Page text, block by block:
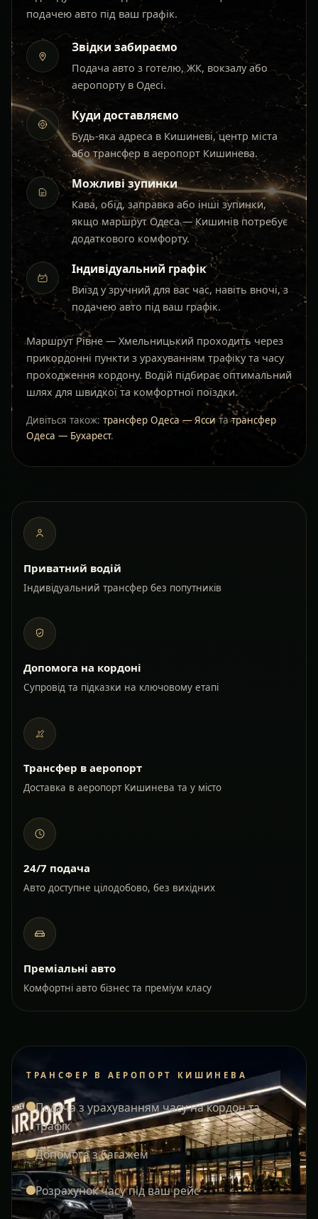
подачею авто під ваш графік.
Звідки забираємо
Подача авто з готелю, ЖК, вокзалу або
аеропорту в Одесі.
Куди доставляємо
Будь-яка адреса в Кишиневі, центр міста
або трансфер в аеропорт Кишинева.
Можливі зупинки
Кава, обід, заправка або інші зупинки,
якщо маршрут Одеса — Кишинів потребує
додаткового комфорту.
Індивідуальний графік
Виїзд у зручний для вас час, навіть вночі, з
подачею авто під ваш графік.
Маршрут Рівне — Хмельницький проходить через
прикордонні пункти з урахуванням трафіку та часу
проходження кордону. Водій підбирає оптимальний
шлях для швидкої та комфортної поїздки.
Дивіться також: трансфер Одеса — Ясситатрансфер
Одеса — Бухарест.
Приватний водій
Індивідуальний трансфер без попутників
Допомога на кордоні
Супровід та підказки на ключовому етапі
Трансфер в аеропорт
Доставка в аеропорт Кишинева та у місто
24/7 подача
Авто доступне цілодобово, без вихідних
Преміальні авто
Комфортні авто бізнес та преміум класу
ТРАНСФЕР В АЕРОПОРТ КИШИНЕВА
Подача з урахуванням часу на кордон та
трафік
Допомога з багажем
Розрахунок часу під ваш рейс